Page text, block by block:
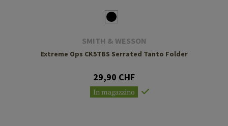
SMITH & WESSON
Extreme Ops CK5TBS Serrated Tanto Folder
29,90 CHF
In magazzino